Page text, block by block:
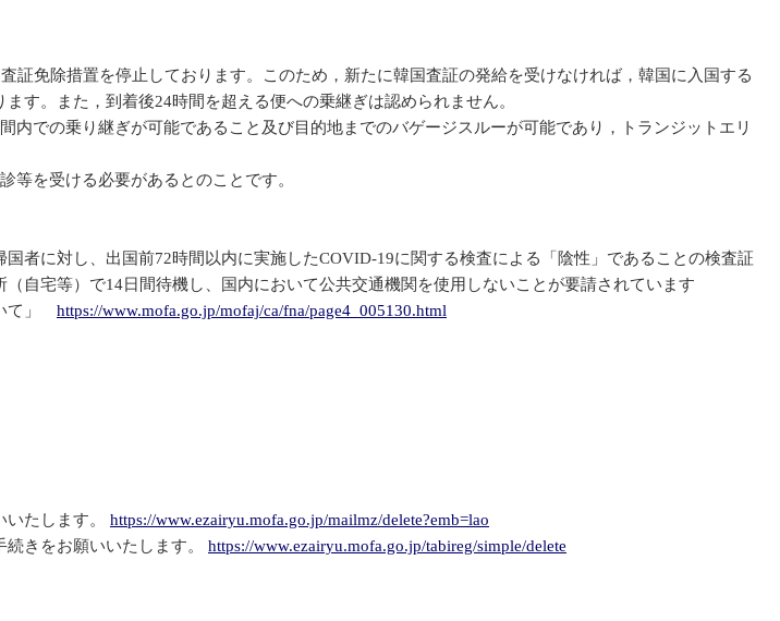
証免除措置を停止しております。このため，新たに韓国査証の発給を受けなければ，韓国に入国する
す。また，到着後24時間を超える便への乗継ぎは認められません。
での乗り継ぎが可能であること及び目的地までのバゲージスルーが可能であり，トランジットエリ
等を受ける必要があるとのことです。
者に対し、出国前72時間以内に実施したCOVID-19に関する検査による「陰性」であることの検査証
自宅等）で14日間待機し、国内において公共交通機関を使用しないことが要請されています
て」 https://www.mofa.go.jp/mofaj/ca/fna/page4_005130.html
たします。 https://www.ezairyu.mofa.go.jp/mailmz/delete?emb=lao
きをお願いいたします。 https://www.ezairyu.mofa.go.jp/tabireg/simple/delete